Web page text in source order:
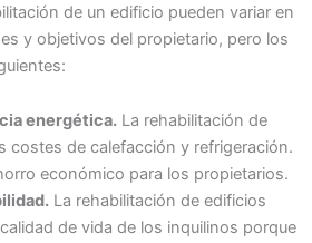
de un edificio pueden variar en
y objetivos del propietario, pero los
energética.La rehabilitación de
costes de calefacción y refrigeración.
económico para los propietarios.
La rehabilitación de edificios
de vida de los inquilinos porque